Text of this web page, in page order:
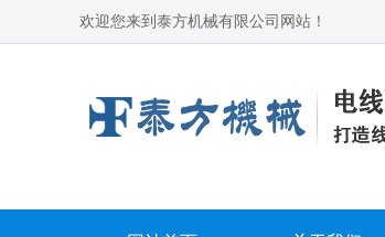
欢迎您来到泰方机械有限公司网站！